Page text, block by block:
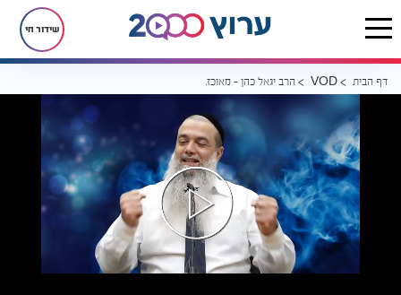
שידור חי
דף הבית VOD הרב יגאל כהן - מאוכזב מהחיים